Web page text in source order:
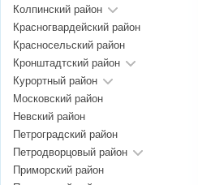
Колпинский район
Красногвардейский район
Красносельский район
Кронштадтский район
Курортный район
Московский район
Невский район
Петроградский район
Петродворцовый район
Приморский район